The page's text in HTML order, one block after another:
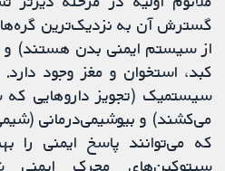
گسترش آن به نزدیک‌ترین
از سیستم ایمنی بدن هستند) و
کبد، استخوان و مغز وجود
سیستمیک (تجویز داروهایی
می‌کشند) و بیوشیمی‌درمانی
که می‌توانند پاسخ ایمنی را
سیتوکین‌های محرک ایمنی